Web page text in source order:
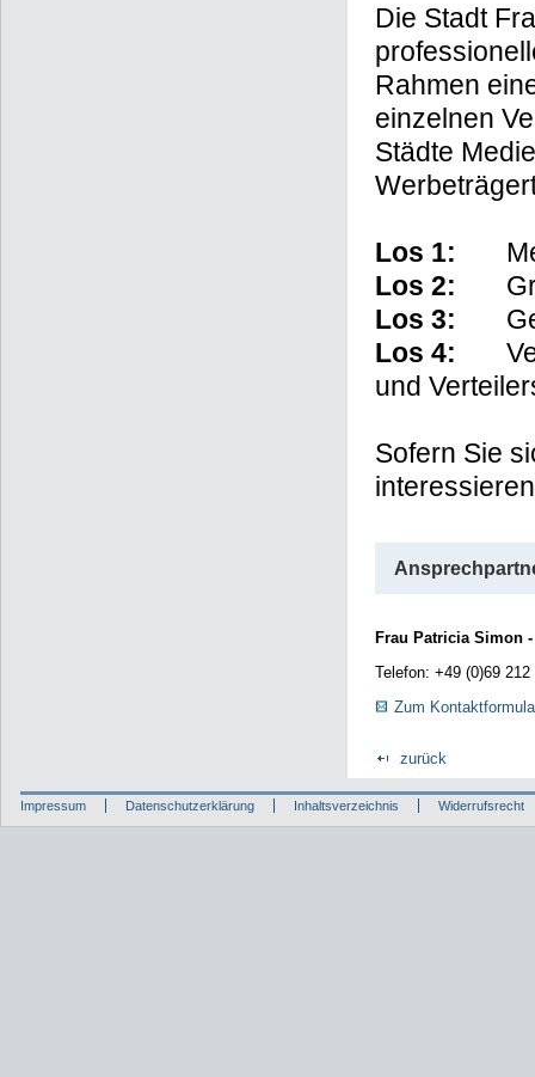
Die Stadt
Rahmen
einzelnen
Städte
Los 1:
Los 2:
Los 3:
Los 4:
und
Sofern Sie
Frau Patricia Simon
Telefon: +49 (0)69 212
Zum
zurück
Impressum Datenschutzerklärung Inhaltsverzeichnis Widerrufsrecht